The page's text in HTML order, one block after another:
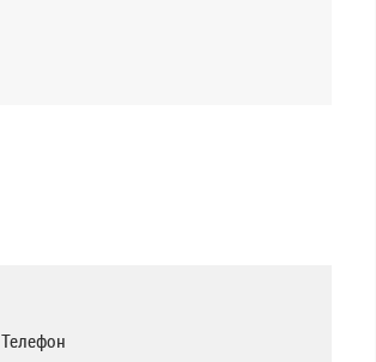
Телефон